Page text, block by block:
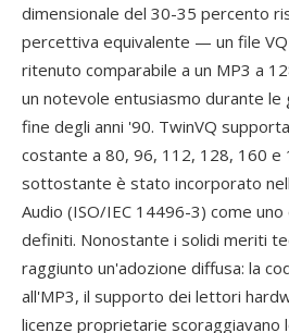
dimensionale del 30-35 percento
percettiva equivalente — un file
ritenuto comparabile a un MP3 a
un notevole entusiasmo durante le
fine degli anni '90. TwinVQ
costante a 80, 96, 112, 128, 160 e
sottostante è stato incorporato
Audio (ISO/IEC 14496-3) come
definiti. Nonostante i solidi meriti
raggiunto un'adozione diffusa: la
all'MP3, il supporto dei lettori
licenze proprietarie scoraggiavano